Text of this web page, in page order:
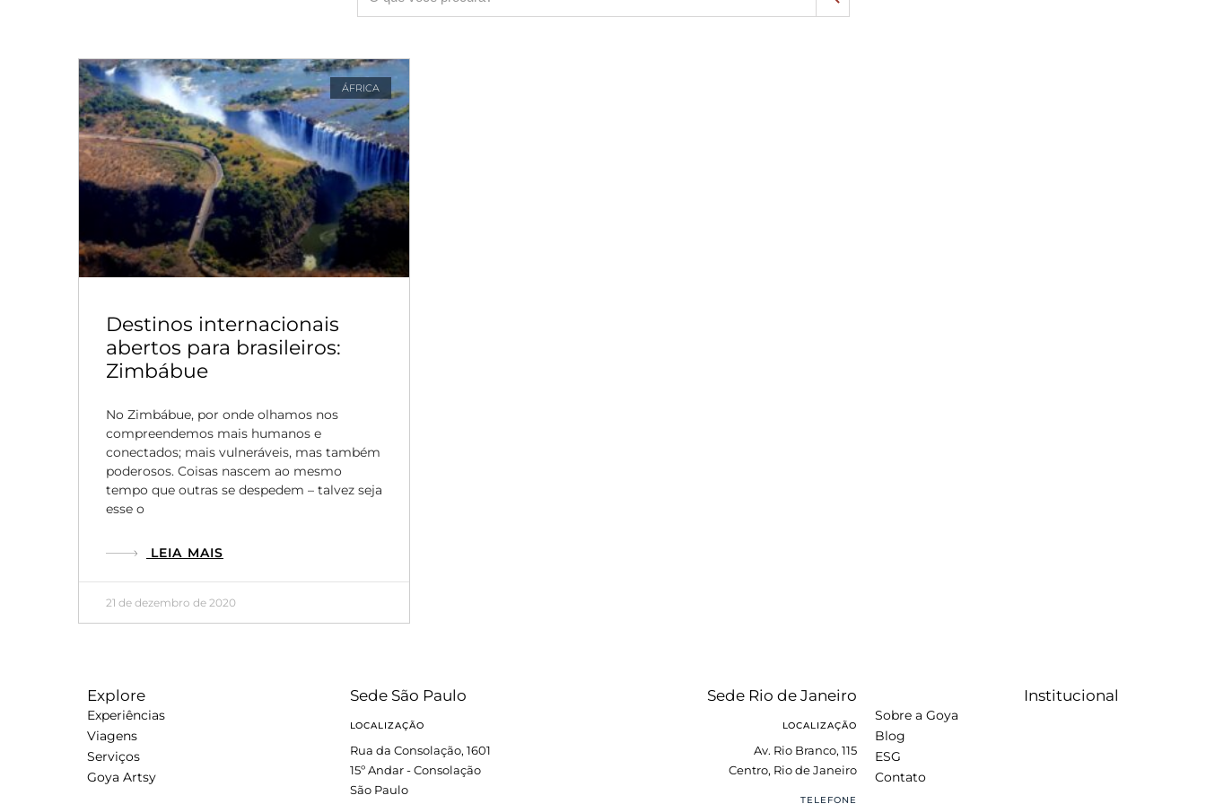
ÁFRICA
Destinos internacionais
abertos para brasileiros:
Zimbábue
No Zimbábue, por onde olhamos nos
compreendemos mais humanos e
conectados; mais vulneráveis, mas também
poderosos. Coisas nascem ao mesmo
tempo que outras se despedem – talvez seja
esse o
LEIA MAIS
21 de dezembro de 2020
Explore
Experiências
Viagens
Serviços
Goya Artsy
Sede São Paulo
LOCALIZAÇÃO
Rua da Consolação, 1601
15º Andar - Consolação
São Paulo
Sede Rio de Janeiro
LOCALIZAÇÃO
Av. Rio Branco, 115
Centro, Rio de Janeiro
TELEFONE
Institucional
Sobre a Goya
Blog
ESG
Contato